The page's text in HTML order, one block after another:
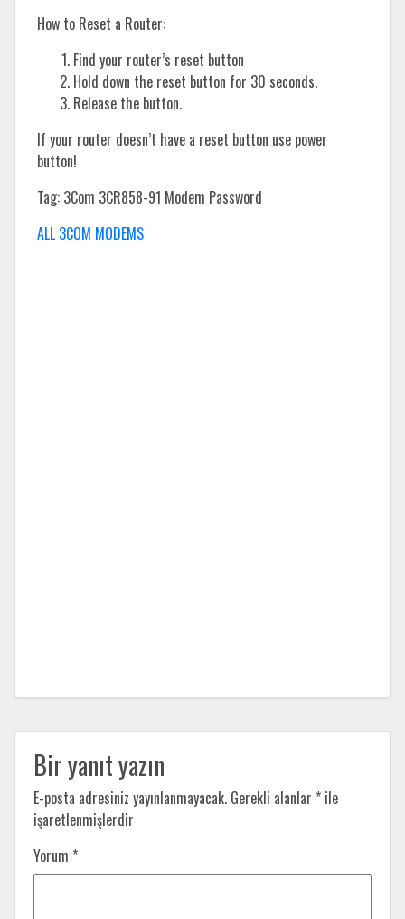
How to Reset a Router:
Find your router’s reset button
Hold down the reset button for 30 seconds.
Release the button.
If your router doesn’t have a reset button use power
button!
Tag: 3Com 3CR858-91 Modem Password
ALL 3COM MODEMS
Bir yanıt yazın
E-posta adresiniz yayınlanmayacak. Gerekli alanlar * ile
işaretlenmişlerdir
Yorum *